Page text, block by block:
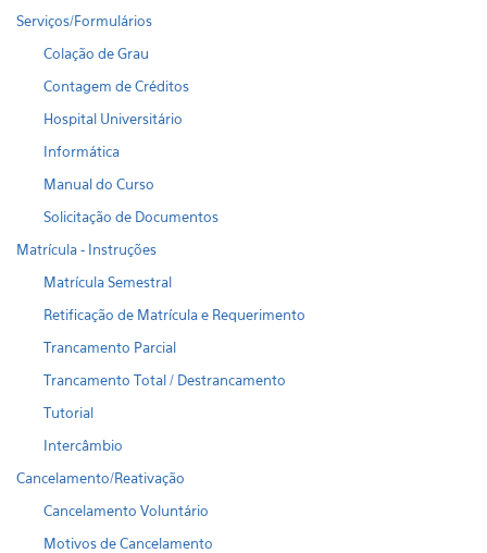
Serviços/Formulários
Colação de Grau
Contagem de Créditos
Hospital Universitário
Informática
Manual do Curso
Solicitação de Documentos
Matrícula - Instruções
Matrícula Semestral
Retificação de Matrícula e Requerimento
Trancamento Parcial
Trancamento Total / Destrancamento
Tutorial
Intercâmbio
Cancelamento/Reativação
Cancelamento Voluntário
Motivos de Cancelamento